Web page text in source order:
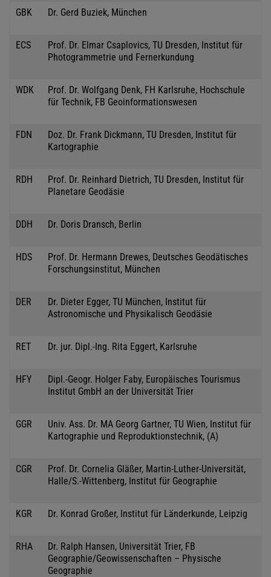
GBK Dr. Gerd Buziek, München
ECS
Prof. Dr. Elmar Csaplovics, TU Dresden, Institut für
Photogrammetrie und Fernerkundung
WDK
Prof. Dr. Wolfgang Denk, FH Karlsruhe, Hochschule
für Technik, FB Geoinformationswesen
FDN
Doz. Dr. Frank Dickmann, TU Dresden, Institut für
Kartographie
RDH
Prof. Dr. Reinhard Dietrich, TU Dresden, Institut für
Planetare Geodäsie
DDH Dr. Doris Dransch, Berlin
HDS
Prof. Dr. Hermann Drewes, Deutsches Geodätisches
Forschungsinstitut, München
DER
Dr. Dieter Egger, TU München, Institut für
Astronomische und Physikalisch Geodäsie
RET Dr. jur. Dipl.-Ing. Rita Eggert, Karlsruhe
HFY
Dipl.-Geogr. Holger Faby, Europäisches Tourismus
Institut GmbH an der Universität Trier
GGR
Univ. Ass. Dr. MA Georg Gartner, TU Wien, Institut für
Kartographie und Reproduktionstechnik, (A)
CGR
Prof. Dr. Cornelia Gläßer, Martin-Luther-Universität,
Halle/S.-Wittenberg, Institut für Geographie
KGR Dr. Konrad Großer, Institut für Länderkunde, Leipzig
RHA
Dr. Ralph Hansen, Universität Trier, FB
Geographie/Geowissenschaften – Physische
Geographie